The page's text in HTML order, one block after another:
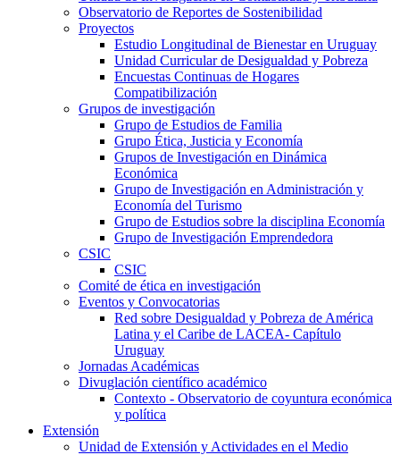
Observatorio de Reportes de Sostenibilidad
Proyectos
Estudio Longitudinal de Bienestar en Uruguay
Unidad Curricular de Desigualdad y Pobreza
Encuestas Continuas de Hogares
Compatibilización
Grupos de investigación
Grupo de Estudios de Familia
Grupo Ética, Justicia y Economía
Grupos de Investigación en Dinámica
Económica
Grupo de Investigación en Administración y
Economía del Turismo
Grupo de Estudios sobre la disciplina Economía
Grupo de Investigación Emprendedora
CSIC
CSIC
Comité de ética en investigación
Eventos y Convocatorias
Red sobre Desigualdad y Pobreza de América
Latina y el Caribe de LACEA- Capítulo
Uruguay
Jornadas Académicas
Divuglación científico académico
Contexto - Observatorio de coyuntura económica
y política
Extensión
Unidad de Extensión y Actividades en el Medio